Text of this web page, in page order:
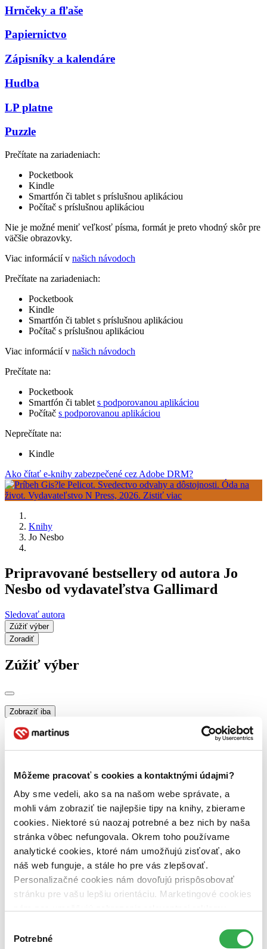
Môžeme pracovať s cookies a kontaktnými údajmi?
Aby sme vedeli, ako sa na našom webe správate, a
mohli vám zobraziť tie najlepšie tipy na knihy, zbierame
cookies. Niektoré sú naozaj potrebné a bez nich by naša
stránka vôbec nefungovala. Okrem toho používame
analytické cookies, ktoré nám umožňujú zisťovať, ako
náš web funguje, a stále ho pre vás zlepšovať.
Personalizačné cookies nám dovoľujú prispôsobovať
stránku pre vašu lepšiu orientáciu. Marketingové cookies
nám pomohlo, keby sme mohli používať všetky tieto
súhlasu
Potrebné
Hrnčeky a fľaše
Papiernictvo
Zápisníky a kalendáre
Hudba
LP platne
Puzzle
Prečítate na zariadeniach:
Pocketbook
Kindle
Smartfón či tablet s príslušnou aplikáciou
Počítač s príslušnou aplikáciou
Nie je možné meniť veľkosť písma, formát je preto vhodný skôr pre
väčšie obrazovky.
Viac informácií v našich návodoch
Prečítate na zariadeniach:
Pocketbook
Kindle
Smartfón či tablet s príslušnou aplikáciou
Počítač s príslušnou aplikáciou
Viac informácií v našich návodoch
Prečítate na:
Pocketbook
Smartfón či tablet s podporovanou aplikáciou
Počítač s podporovanou aplikáciou
Neprečítate na:
Kindle
Ako čítať e-knihy zabezpečené cez Adobe DRM?
Knihy
Jo Nesbo
Pripravované bestsellery od autora Jo
Nesbo od vydavateľstva Gallimard
Sledovať autora
Zúžiť výber
Zoradiť
Zúžiť výber
Zobraziť iba
zľavnené tituly (0 titulov)
na centrálnom sklade (0 titulov)
na centrálnom sklade
predpredaj (0 titulov)predpredaj
pripravujeme (0 titulov)pripravujeme
dostupná (bez vypredaných) (0 titulov)dostupná (bez
Nové / čítané
nová (0 titulov)nová
čítaná (0 titulov)čítaná
čítaná - výborný stav (0 titulov)čítaná - výborný stav
čítaná - mierne opotrebovaná (0 titulov)čítaná - mierne
opotrebovaná
čítané verzie vypredaných kníh (0 titulov)čítané verzie
Zúžiť výber